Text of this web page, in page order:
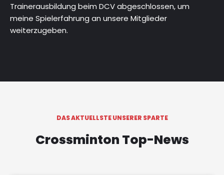
Trainerausbildung beim DCV abgeschlossen, um
meine Spielerfahrung an unsere Mitglieder
weiterzugeben.
DAS AKTUELLSTE UNSERER SPARTE
Crossminton Top-News